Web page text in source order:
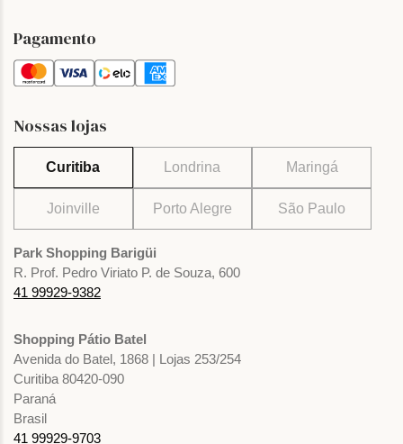
Pagamento
Nossas lojas
Curitiba Londrina Maringá
Joinville Porto Alegre São Paulo
Park Shopping Barigüi
R. Prof. Pedro Viriato P. de Souza, 600
41 99929-9382
Shopping Pátio Batel
Avenida do Batel, 1868 | Lojas 253/254
Curitiba 80420-090
Paraná
Brasil
41 99929-9703